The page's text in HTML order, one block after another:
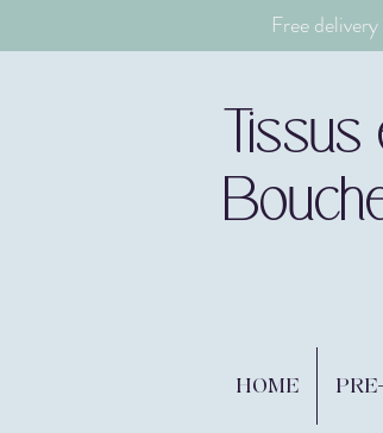
Free
Tissus
HOME